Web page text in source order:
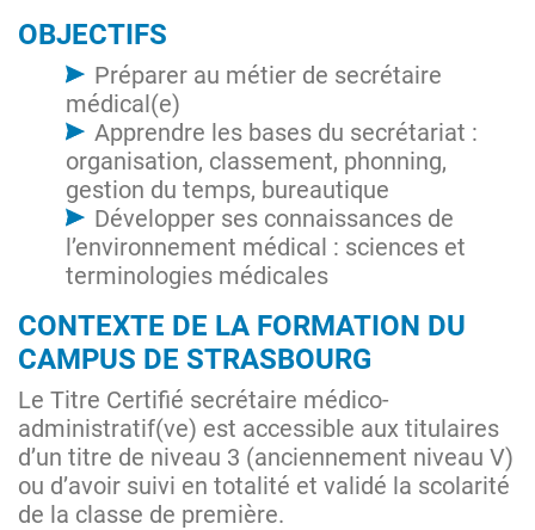
OBJECTIFS
Préparer au métier de secrétaire
médical(e)
Apprendre les bases du secrétariat :
organisation, classement, phonning,
gestion du temps, bureautique
Développer ses connaissances de
l’environnement médical : sciences et
terminologies médicales
CONTEXTE DE LA FORMATION DU
CAMPUS DE STRASBOURG
Le Titre Certifié secrétaire médico-
administratif(ve) est accessible aux titulaires
d’un titre de niveau 3 (anciennement niveau V)
ou d’avoir suivi en totalité et validé la scolarité
de la classe de première.